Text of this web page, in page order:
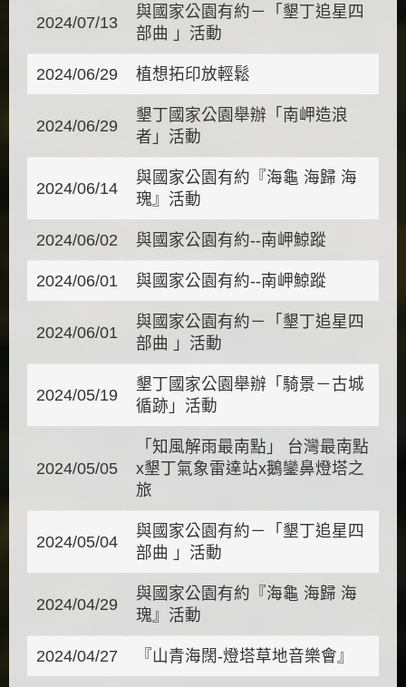
2024/07/13
與國家公園有約－「墾丁追星四
部曲 」活動
2024/06/29 植想拓印放輕鬆
2024/06/29
墾丁國家公園舉辦「南岬造浪
者」活動
2024/06/14
與國家公園有約『海龜 海歸 海
瑰』活動
2024/06/02 與國家公園有約--南岬鯨蹤
2024/06/01 與國家公園有約--南岬鯨蹤
2024/06/01
與國家公園有約－「墾丁追星四
部曲 」活動
2024/05/19
墾丁國家公園舉辦「騎景－古城
循跡」活動
2024/05/05
「知風解雨最南點」 台灣最南點
x墾丁氣象雷達站x鵝鑾鼻燈塔之
旅
2024/05/04
與國家公園有約－「墾丁追星四
部曲 」活動
2024/04/29
與國家公園有約『海龜 海歸 海
瑰』活動
2024/04/27 『山青海闊-燈塔草地音樂會』